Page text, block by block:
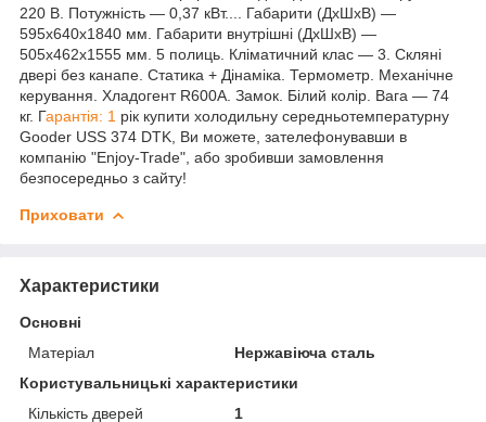
220 В. Потужність — 0,37 кВт.... Габарити (ДхШхВ) —
595x640x1840 мм. Габарити внутрішні (ДхШхВ) —
505х462х1555 мм. 5 полиць. Кліматичний клас — 3. Скляні
двері без канапе. Статика + Дінаміка. Термометр. Механічне
керування. Хладогент R600A. Замок. Білий колір. Вага — 74
кг. Гарантія: 1 рік купити холодильну середньотемпературну
Gooder USS 374 DTK, Ви можете, зателефонувавши в
компанію "Enjoy-Trade", або зробивши замовлення
безпосередньо з сайту!
Приховати
Характеристики
Основні
Матеріал
Нержавіюча сталь
Користувальницькі характеристики
Кількість дверей
1